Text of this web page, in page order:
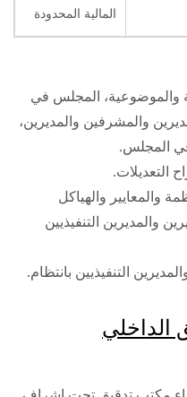
المالية المحدودة
والموضوعية، المجلس في
والمشرفين والمديرين،
في المجلس.
والمعايير والهياكل
والمديرين التنفيذيين
الداخلي